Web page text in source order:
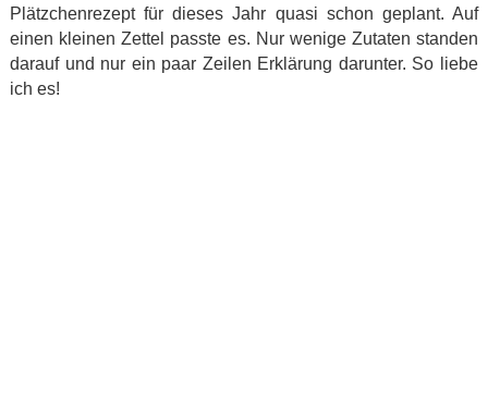
Plätzchenrezept für dieses Jahr quasi schon geplant. Auf
einen kleinen Zettel passte es. Nur wenige Zutaten standen
darauf und nur ein paar Zeilen Erklärung darunter. So liebe
ich es!